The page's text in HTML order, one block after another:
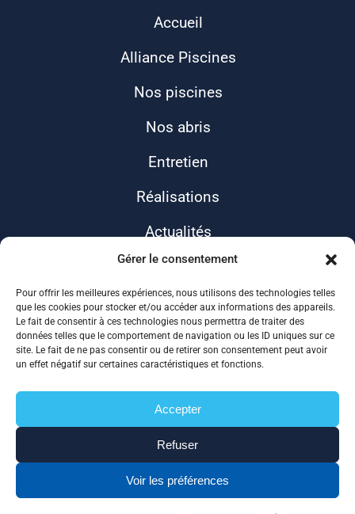
Gérer le consentement
Pour offrir les meilleures expériences, nous utilisons des technologies telles
que les cookies pour stocker et/ou accéder aux informations des appareils.
Le fait de consentir à ces technologies nous permettra de traiter des
données telles que le comportement de navigation ou les ID uniques sur ce
site. Le fait de ne pas consentir ou de retirer son consentement peut avoir
un effet négatif sur certaines caractéristiques et fonctions.
Accepter
Refuser
Voir les préférences
Accueil
Alliance Piscines
Nos piscines
Nos abris
Entretien
Réalisations
Actualités
Contact
ALLIANCE 17
Politique de confidentialité
Plan de site